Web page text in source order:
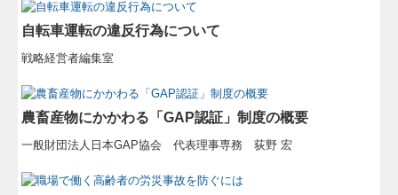
自転車運転の違反行為について
戦略経営者編集室
農畜産物にかかわる「GAP認証」制度の概要
一般財団法人日本GAP協会 代表理事専務 荻野 宏